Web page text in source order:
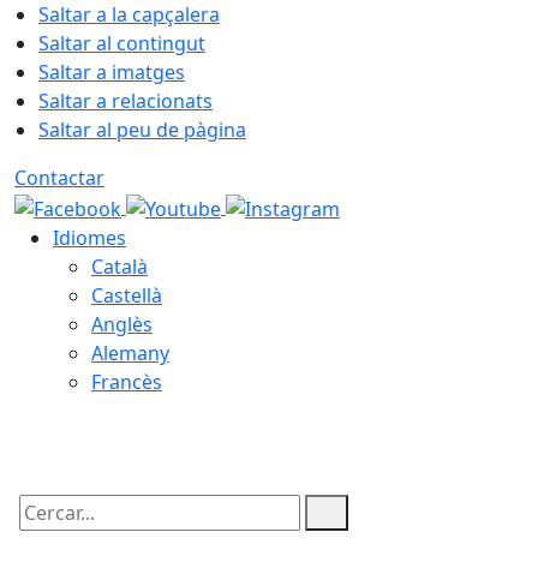
Saltar a la capçalera
Saltar al contingut
Saltar a imatges
Saltar a relacionats
Saltar al peu de pàgina
Contactar
Idiomes
Català
Castellà
Anglès
Alemany
Francès
Cercar: